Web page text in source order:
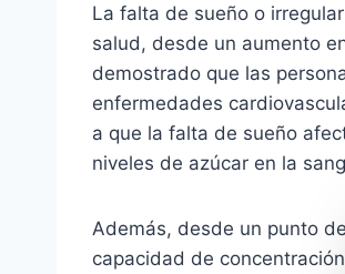
La falta de sueño o
salud, desde un aumento
demostrado que las
enfermedades
a que la falta de sueño
niveles de azúcar en la
Además, desde un punto
capacidad de